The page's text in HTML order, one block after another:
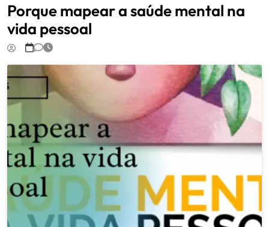
Porque mapear a saúde mental na
vida pessoal